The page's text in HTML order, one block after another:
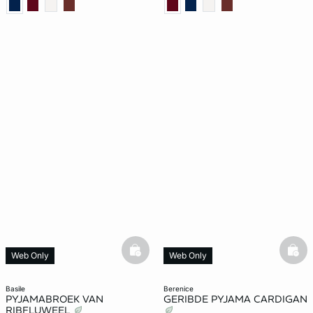
basile
PYJAMABROEK VAN
RIBFLUWEEL
Web Only basketfull
berenice
GERIBDE PYJAMA CARDIGAN
Web Only